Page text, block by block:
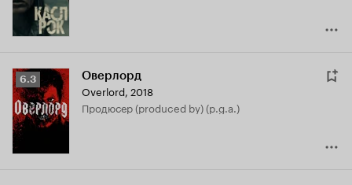
Рейтинг
Кинопоиска
6.3
6.3 Оверлорд
Overlord, 2018
продюсер (produced by) (p.g.a.)